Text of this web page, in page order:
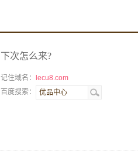
下次怎么来?
记住域名：
lecu8.com
百度搜索：